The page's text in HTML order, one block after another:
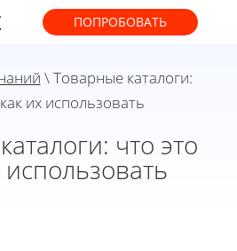
ПОПРОБОВАТЬ
\ Товарные каталоги:
их использовать
что это
использовать